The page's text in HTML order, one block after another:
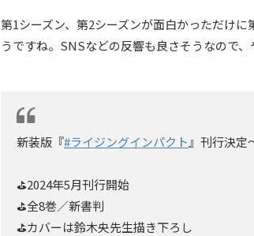
第1シーズン、第2シーズンが面白かっただけ
うですね。SNSなどの反響も良さそうなので、
新装版『#ライジングインパクト 』刊行決定
⛳️2024年5月刊行開始
⛳️全8巻／新書判
⛳️カバーは鈴木央先生描き下ろし